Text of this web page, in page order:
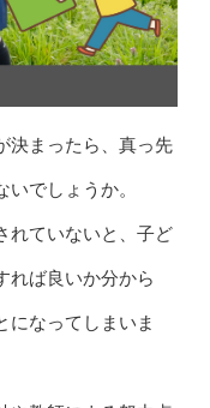
決まったら、真っ先
でしょうか。
れていないと、子ど
れば良いか分から
になってしまいま